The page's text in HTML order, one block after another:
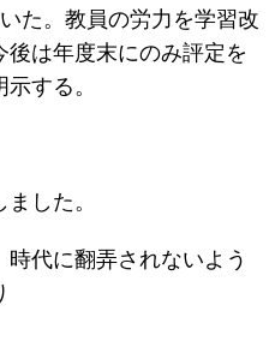
た。教員の労力を学習改
は年度末にのみ評定を
する。
した。
代に翻弄されないよう